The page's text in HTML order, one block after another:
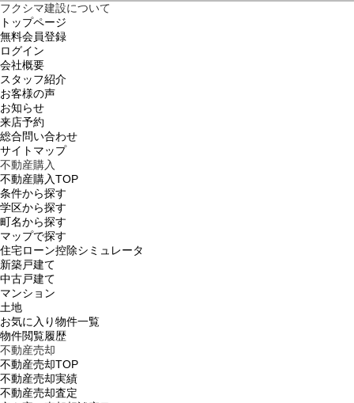
フクシマ建設について
トップページ
無料会員登録
ログイン
会社概要
スタッフ紹介
お客様の声
お知らせ
来店予約
総合問い合わせ
サイトマップ
不動産購入
不動産購入TOP
条件から探す
学区から探す
町名から探す
マップで探す
住宅ローン控除シミュレータ
新築戸建て
中古戸建て
マンション
土地
お気に入り物件一覧
物件閲覧履歴
不動産売却
不動産売却TOP
不動産売却実績
不動産売却査定